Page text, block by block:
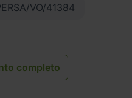
VO/41384
completo